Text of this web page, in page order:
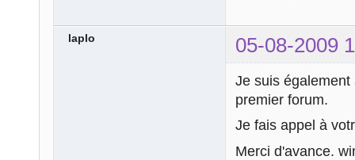
laplo 05-08-2009
Je suis
premier forum.
Je fais appel à
Merci d'avance.